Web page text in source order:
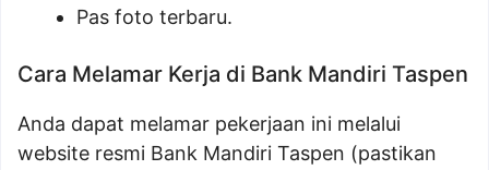
Pas foto terbaru.
Cara Melamar Kerja di Bank Mandiri Taspen
Anda dapat melamar pekerjaan ini melalui
website resmi Bank Mandiri Taspen (pastikan